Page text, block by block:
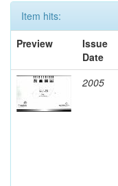
Item hits:
Preview
Issue
Date
2005